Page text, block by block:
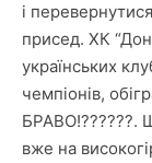
і
присед. ХК
українських
чемпіонів,
БРАВО!??????.
вже на